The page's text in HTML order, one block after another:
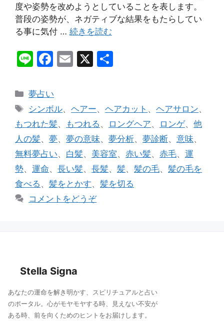
度や姿勢を改めようとしていることを表します。
普段の姿勢が、ネガティブな結果をもたらしてい
る事に気付 … 続きを読む
Li
e
F
c
e
b
o
o
k
E
l
X
カ
テ
リ
ー
夢占い
タ
グ
シンボル、ヘアー、ヘアカット 、ヘアサロン、
もつれた髪、 もつれる 、 ロングヘア、 ロンゲ、 他
人の髪、 夢、 夢の意味、 夢分析、 夢診断、 意味、
無料夢占い、 白髪、 美容室、 赤い髪、 赤毛、 運
勢、 運命、 長い髪、 長髪、 髪、 髪の毛、 髪の毛を
食べる 、 髪をとかす、 髪を切る
コメントをどうぞ
Stella Signa
あなたの運命を解き明かす、スピリチュアルと占い
のポータル。心がモヤモヤする時、見えない不安が
ある時、前を向くためのヒントをお届けします。